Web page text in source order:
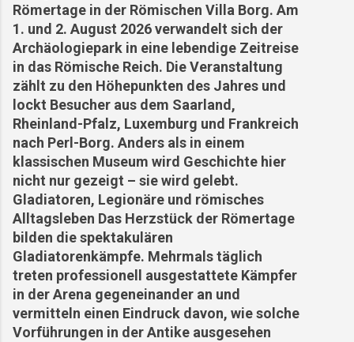
Römertage in der Römischen Villa Borg. Am
1. und 2. August 2026 verwandelt sich der
Archäologiepark in eine lebendige Zeitreise
in das Römische Reich. Die Veranstaltung
zählt zu den Höhepunkten des Jahres und
lockt Besucher aus dem Saarland,
Rheinland-Pfalz, Luxemburg und Frankreich
nach Perl-Borg. Anders als in einem
klassischen Museum wird Geschichte hier
nicht nur gezeigt – sie wird gelebt.
Gladiatoren, Legionäre und römisches
Alltagsleben Das Herzstück der Römertage
bilden die spektakulären
Gladiatorenkämpfe. Mehrmals täglich
treten professionell ausgestattete Kämpfer
in der Arena gegeneinander an und
vermitteln einen Eindruck davon, wie solche
Vorführungen in der Antike ausgesehen